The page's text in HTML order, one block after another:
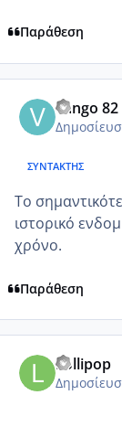
Παράθεση
vango 82
ΣΥΝΤΆΚΤΗΣ
Το
ιστορικό
χρόνο.
Παράθεση
Lollipop